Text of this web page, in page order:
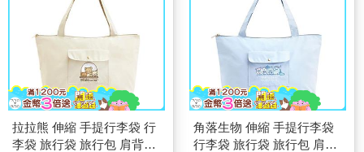
拉拉熊 伸縮 手提行李袋 行
李袋 旅行袋 旅行包 肩背袋
角落生物 伸縮 手提行李袋
行李袋 旅行袋 旅行包 肩背